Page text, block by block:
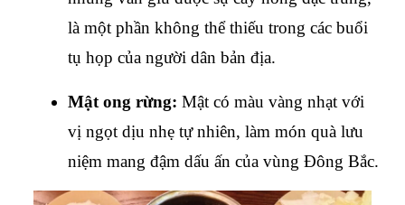
là một phần không thể thiếu trong các buổi
tụ họp của người dân bản địa.
Mật ong rừng: Mật có màu vàng nhạt với
vị ngọt dịu nhẹ tự nhiên, làm món quà lưu
niệm mang đậm dấu ấn của vùng Đông Bắc.